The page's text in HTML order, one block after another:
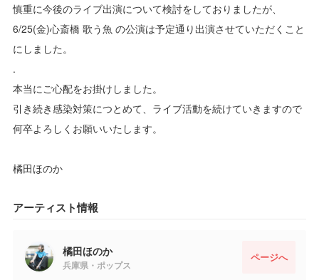
慎重に今後のライブ出演について検討をしておりましたが、
6/25(金)心斎橋 歌う魚 の公演は予定通り出演させていただくこと
にしました。
.
本当にご心配をお掛けしました。
引き続き感染対策につとめて、ライブ活動を続けていきますので
何卒よろしくお願いいたします。
橘田ほのか
アーティスト情報
橘田ほのか
兵庫県・ポップス
ページへ